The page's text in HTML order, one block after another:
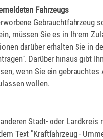
Fahrzeugs
Gebrauchtfahrzeug
müssen Sie es in Ihrem
darüber erhalten Sie in
Darüber hinaus gibt
wenn Sie ein
wollen.
Stadt- oder Landkreis
Text "Kraftfahrzeug -